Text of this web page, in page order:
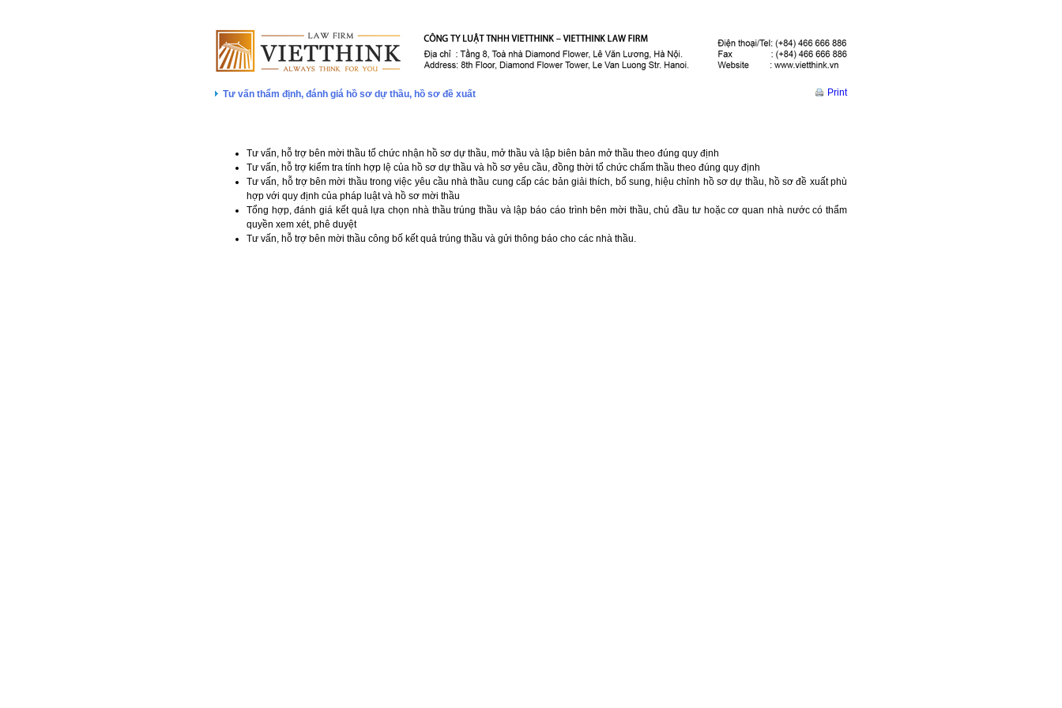
Tư vấn thẩm định, đánh giá hồ sơ dự thầu, hồ sơ đề xuất
Tư vấn, hỗ trợ bên mời thầu tổ chức nhận hồ sơ dự thầu, mở thầu và lập biên bản mở thầu theo đúng quy định
Tư vấn, hỗ trợ kiểm tra tính hợp lệ của hồ sơ ​dự thầu và hồ sơ yêu cầu, đồng thời tổ chức chấm thầu theo đúng quy định
Tư vấn, hỗ trợ bên mời thầu trong việc yêu cầu nhà thầu cung cấp các bản giải thích, bổ sung, hiệu chỉnh hồ sơ dự thầu, hồ sơ đề xuất phù
hợp với quy định của pháp luật và hồ sơ mời thầu
Tổng hợp, đánh giá kết quả lựa chọn nhà thầu trúng thầu và lập báo cáo trình bên mời thầu, chủ đầu tư hoặc cơ quan nhà nước có thẩm
quyền xem xét, phê duyệt
Tư vấn, hỗ trợ bên mời thầu công bố kết quả trúng thầu và gửi thông báo cho các nhà thầu.
Print